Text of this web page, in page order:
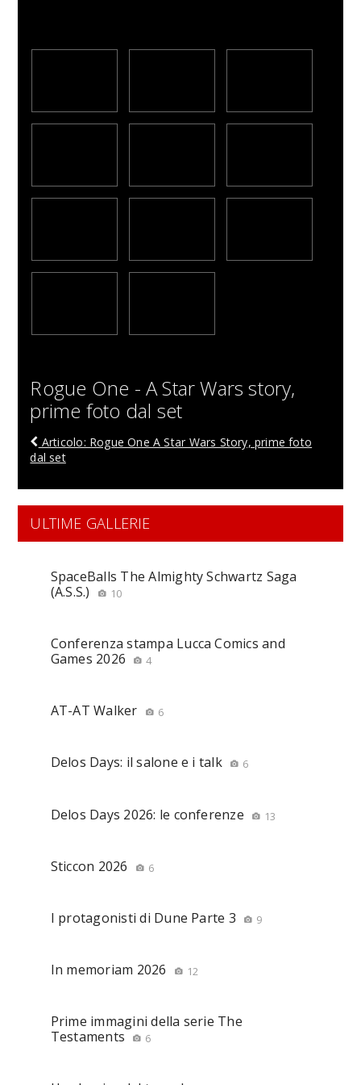
Rogue One - A Star Wars story,
prime foto dal set
Articolo: Rogue One A Star Wars Story, prime foto
dal set
ULTIME GALLERIE
SpaceBalls The Almighty Schwartz Saga
(A.S.S.)
10
Conferenza stampa Lucca Comics and
Games 2026
4
AT-AT Walker 6
Delos Days: il salone e i talk 6
Delos Days 2026: le conferenze 13
Sticcon 2026 6
I protagonisti di Dune Parte 3 9
In memoriam 2026 12
Prime immagini della serie The
Testaments
6